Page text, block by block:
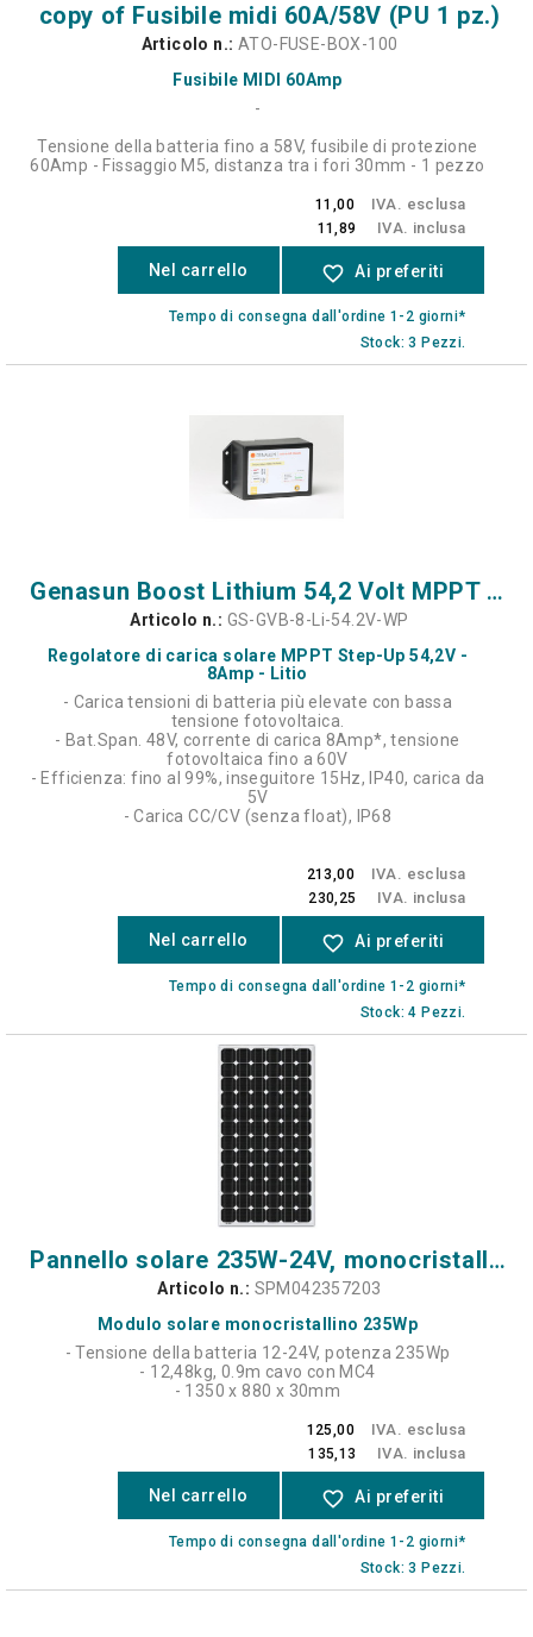
copy of Fusibile midi 60A/58V (PU 1 pz.)
Articolo n.: ATO-FUSE-BOX-100
Fusibile MIDI 60Amp
-
Tensione della batteria fino a 58V, fusibile di protezione
60Amp - Fissaggio M5, distanza tra i fori 30mm - 1 pezzo
11,00 IVA. esclusa
11,89 IVA. inclusa
Nel carrello favorite_border Ai preferiti
Tempo di consegna dall'ordine 1-2 giorni*
Stock: 3 Pezzi.
Genasun Boost Lithium 54,2 Volt MPPT GVB-8-WP
Articolo n.: GS-GVB-8-Li-54.2V-WP
Regolatore di carica solare MPPT Step-Up 54,2V -
8Amp - Litio
- Carica tensioni di batteria più elevate con bassa
tensione fotovoltaica.
- Bat.Span. 48V, corrente di carica 8Amp*, tensione
fotovoltaica fino a 60V
- Efficienza: fino al 99%, inseguitore 15Hz, IP40, carica da
5V
- Carica CC/CV (senza float), IP68
213,00 IVA. esclusa
230,25 IVA. inclusa
Nel carrello favorite_border Ai preferiti
Tempo di consegna dall'ordine 1-2 giorni*
Stock: 4 Pezzi.
Pannello solare 235W-24V, monocristallino - 72 celle - 4c
Articolo n.: SPM042357203
Modulo solare monocristallino 235Wp
- Tensione della batteria 12-24V, potenza 235Wp
- 12,48kg, 0.9m cavo con MC4
- 1350 x 880 x 30mm
125,00 IVA. esclusa
135,13 IVA. inclusa
Nel carrello favorite_border Ai preferiti
Tempo di consegna dall'ordine 1-2 giorni*
Stock: 3 Pezzi.